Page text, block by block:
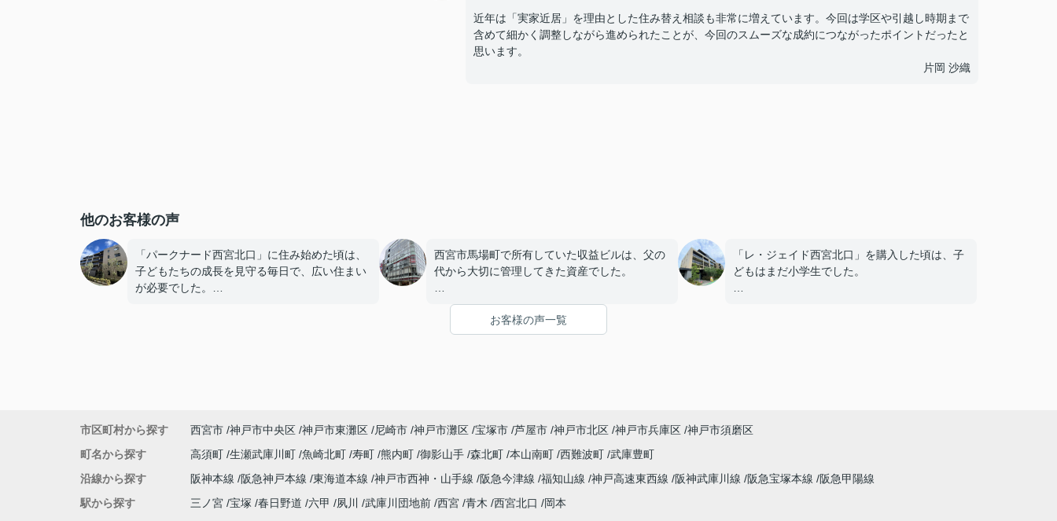
近年は「実家近居」を理由とした住み替え相談も非常に増えています。今回は学区や引越し時期まで
含めて細かく調整しながら進められたことが、今回のスムーズな成約につながったポイントだったと
思います。
片岡 沙織
他のお客様の声
「パークナード西宮北口」に住み始めた頃は、
子どもたちの成長を見守る毎日で、広い住まい
が必要でした。
と話すことが多くなりました。
良い広さの住まいへ住み替えることを決めまし
西宮市馬場町で所有していた収益ビルは、父の
代から大切に管理してきた資産でした。
店舗や事務所の入居者様にも恵まれ、長年安定
した賃貸経営を続けてきましたが、建物の修繕
や設備更新など、管理の負担が年々大きくなっ
もしれない。」
インフィニティエステートさんへ相談すると、
「レ・ジェイド西宮北口」を購入した頃は、子
どもはまだ小学生でした。
を選びたい。」
お客様の声一覧
市区町村から探す 西宮市 神戸市中央区 神戸市東灘区 尼崎市 神戸市灘区 宝塚市 芦屋市 神戸市北区 神戸市兵庫区 神戸市須磨区
町名から探す
高須町 生瀬武庫川町 魚崎北町 寿町 熊内町 御影山手 森北町 本山南町 西難波町 武庫豊町
沿線から探す
阪神本線 阪急神戸本線 東海道本線 神戸市西神・山手線 阪急今津線 福知山線 神戸高速東西線 阪神武庫川線 阪急宝塚本線
阪急甲陽線
駅から探す
三ノ宮 宝塚 春日野道 六甲 夙川 武庫川団地前 西宮 青木 西宮北口 岡本